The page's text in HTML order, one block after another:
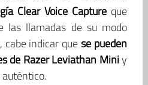
Clear Voice Capture que
las llamadas de su modo
cabe indicar quese pueden
de Razer Leviathan Miniy